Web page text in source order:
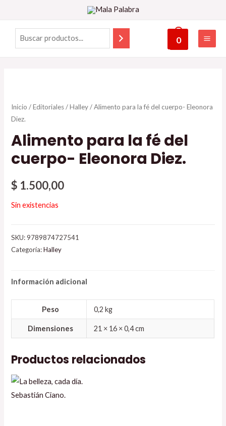
0
Inicio /Editoriales/Halley/ Alimento para la fé del cuerpo- Eleonora
Diez.
Alimento para la fé del
cuerpo- Eleonora Diez.
$ 1.500,00
Sin existencias
SKU:9789874727541
Categoría:Halley
Información adicional
Peso 0,2 kg
Dimensiones 21 × 16 × 0,4 cm
Productos relacionados